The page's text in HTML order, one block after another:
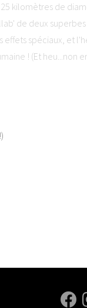
25 kilomètres de
de deux superbes
effets spéciaux, et
! (Et heu...non